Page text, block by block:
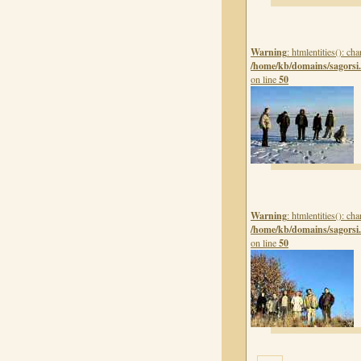
Warning: htmlentities():
/home/kb/domains/
on line50
Warning: htmlentities():
/home/kb/domains/
on line50